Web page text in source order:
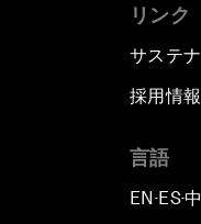
リンク
サステ
採用情
言語
EN ▪ES▪